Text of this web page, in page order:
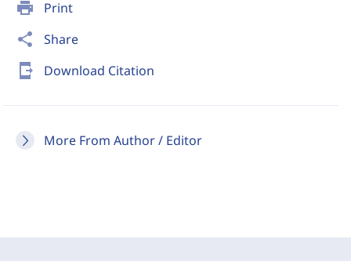
print Print
share Share
send_to_mobile Download Citation
More From Author / Editor